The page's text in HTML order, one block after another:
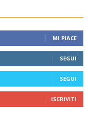
MI PIACE
SEGUI
SEGUI
ISCRIVITI